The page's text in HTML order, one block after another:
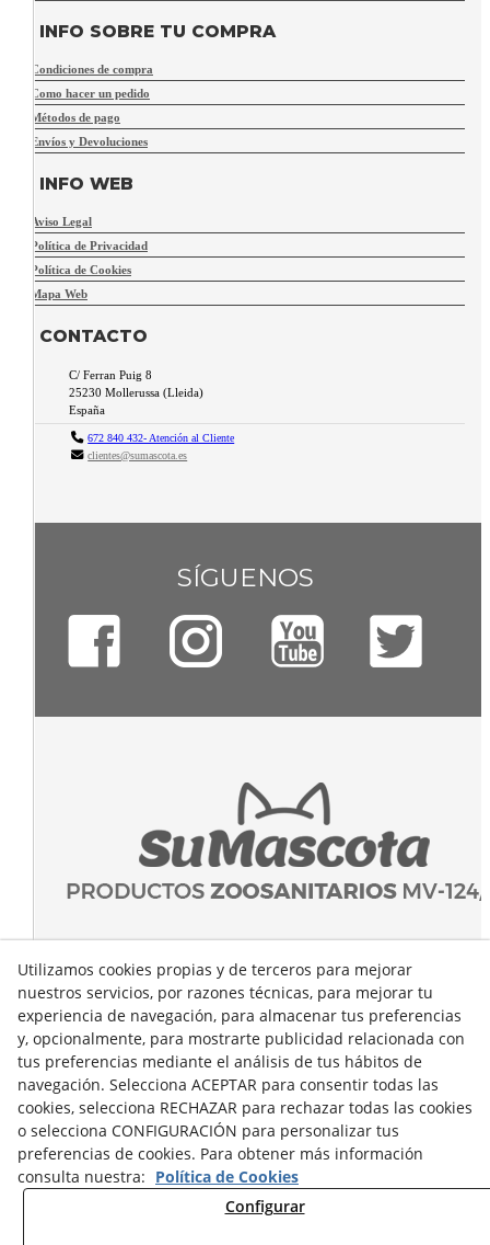
INFO SOBRE TU COMPRA
Condiciones de compra
Como hacer un pedido
Métodos de pago
Envíos y Devoluciones
INFO WEB
Aviso Legal
Política de Privacidad
Política de Cookies
Mapa Web
CONTACTO
C/ Ferran Puig 8
25230 Mollerussa (Lleida)
España
672 840 432- Atención al Cliente
clientes@sumascota.es
SÍGUENOS
Utilizamos cookies propias y de terceros para mejorar
nuestros servicios, por razones técnicas, para mejorar tu
experiencia de navegación, para almacenar tus preferencias
y, opcionalmente, para mostrarte publicidad relacionada con
tus preferencias mediante el análisis de tus hábitos de
navegación. Selecciona ACEPTAR para consentir todas las
cookies, selecciona RECHAZAR para rechazar todas las cookies
o selecciona CONFIGURACIÓN para personalizar tus
preferencias de cookies. Para obtener más información
consulta nuestra: Política de Cookies
Configurar